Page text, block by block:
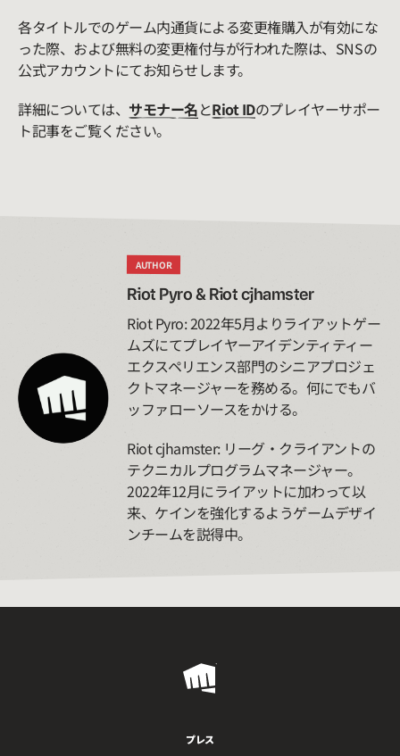
各タイトルでのゲーム内通貨による変更権購入が有効にな
った際、および無料の変更権付与が行われた際は、SNSの
公式アカウントにてお知らせします。
詳細については、 サモナー名とRiot IDのプレイヤーサポー
ト記事をご覧ください。
AUTHOR
Riot Pyro & Riot cjhamster
Riot Pyro: 2022年5月よりライアットゲー
ムズにてプレイヤーアイデンティティー
エクスペリエンス部門のシニアプロジェ
クトマネージャーを務める。何にでもバ
ッファローソースをかける。
Riot cjhamster: リーグ・クライアントの
テクニカルプログラムマネージャー。
2022年12月にライアットに加わって以
来、ケインを強化するようゲームデザイ
ンチームを説得中。
Riot
プレス